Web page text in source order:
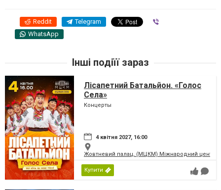
Reddit Telegram
WhatsApp
Інші подіїї зараз
Лісапетний Батальйон. «Голос
Села»
Концерты
4 квітня 2027, 16:00
Жовтневий палац, (МЦКМ) Міжнародний центр
Купити